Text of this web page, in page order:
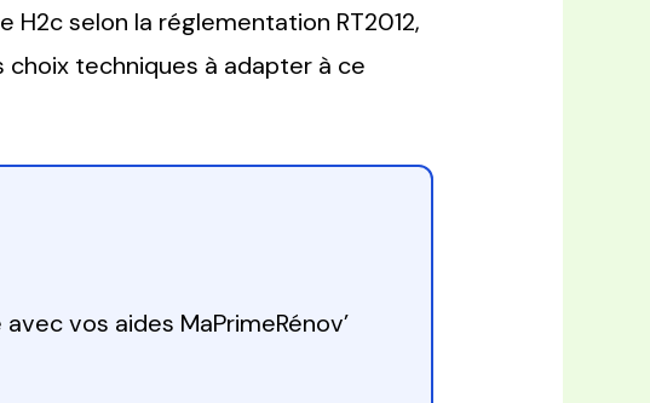
selon la réglementation RT2012,
techniques à adapter à ce
vos aides MaPrimeRénov’